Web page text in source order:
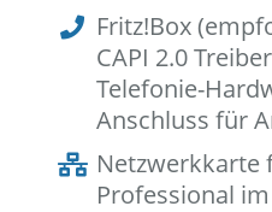
Fritz!Box
CAPI 2.0
Telefonie-
Anschluss für
Netzwerkkarte
Professional